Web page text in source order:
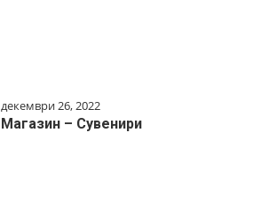
декември 26, 2022
Магазин – Сувенири